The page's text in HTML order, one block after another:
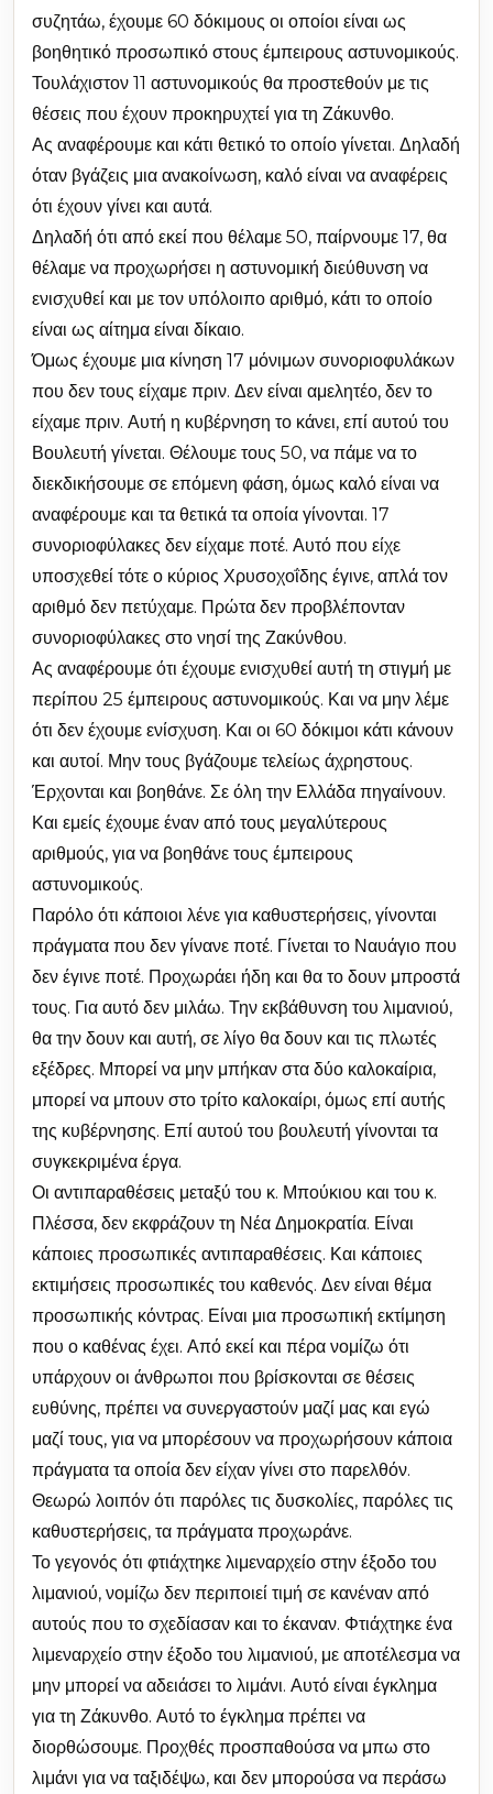
συζητάω, έχουμε 60 δόκιμους οι οποίοι είναι ως
βοηθητικό προσωπικό στους έμπειρους αστυνομικούς.
Τουλάχιστον 11 αστυνομικούς θα προστεθούν με τις
θέσεις που έχουν προκηρυχτεί για τη Ζάκυνθο.
Ας αναφέρουμε και κάτι θετικό το οποίο γίνεται. Δηλαδή
όταν βγάζεις μια ανακοίνωση, καλό είναι να αναφέρεις
ότι έχουν γίνει και αυτά.
Δηλαδή ότι από εκεί που θέλαμε 50, παίρνουμε 17, θα
θέλαμε να προχωρήσει η αστυνομική διεύθυνση να
ενισχυθεί και με τον υπόλοιπο αριθμό, κάτι το οποίο
είναι ως αίτημα είναι δίκαιο.
Όμως έχουμε μια κίνηση 17 μόνιμων συνοριοφυλάκων
που δεν τους είχαμε πριν. Δεν είναι αμελητέο, δεν το
είχαμε πριν. Αυτή η κυβέρνηση το κάνει, επί αυτού του
Βουλευτή γίνεται. Θέλουμε τους 50, να πάμε να το
διεκδικήσουμε σε επόμενη φάση, όμως καλό είναι να
αναφέρουμε και τα θετικά τα οποία γίνονται. 17
συνοριοφύλακες δεν είχαμε ποτέ. Αυτό που είχε
υποσχεθεί τότε ο κύριος Χρυσοχοΐδης έγινε, απλά τον
αριθμό δεν πετύχαμε. Πρώτα δεν προβλέπονταν
συνοριοφύλακες στο νησί της Ζακύνθου.
Ας αναφέρουμε ότι έχουμε ενισχυθεί αυτή τη στιγμή με
περίπου 25 έμπειρους αστυνομικούς. Και να μην λέμε
ότι δεν έχουμε ενίσχυση. Και οι 60 δόκιμοι κάτι κάνουν
και αυτοί. Μην τους βγάζουμε τελείως άχρηστους.
Έρχονται και βοηθάνε. Σε όλη την Ελλάδα πηγαίνουν.
Και εμείς έχουμε έναν από τους μεγαλύτερους
αριθμούς, για να βοηθάνε τους έμπειρους
αστυνομικούς.
Παρόλο ότι κάποιοι λένε για καθυστερήσεις, γίνονται
πράγματα που δεν γίνανε ποτέ. Γίνεται το Ναυάγιο που
δεν έγινε ποτέ. Προχωράει ήδη και θα το δουν μπροστά
τους. Για αυτό δεν μιλάω. Την εκβάθυνση του λιμανιού,
θα την δουν και αυτή, σε λίγο θα δουν και τις πλωτές
εξέδρες. Μπορεί να μην μπήκαν στα δύο καλοκαίρια,
μπορεί να μπουν στο τρίτο καλοκαίρι, όμως επί αυτής
της κυβέρνησης. Επί αυτού του βουλευτή γίνονται τα
συγκεκριμένα έργα.
Οι αντιπαραθέσεις μεταξύ του κ. Μπούκιου και του κ.
Πλέσσα, δεν εκφράζουν τη Νέα Δημοκρατία. Είναι
κάποιες προσωπικές αντιπαραθέσεις. Και κάποιες
εκτιμήσεις προσωπικές του καθενός. Δεν είναι θέμα
προσωπικής κόντρας. Είναι μια προσωπική εκτίμηση
που ο καθένας έχει. Από εκεί και πέρα νομίζω ότι
υπάρχουν οι άνθρωποι που βρίσκονται σε θέσεις
ευθύνης, πρέπει να συνεργαστούν μαζί μας και εγώ
μαζί τους, για να μπορέσουν να προχωρήσουν κάποια
πράγματα τα οποία δεν είχαν γίνει στο παρελθόν.
Θεωρώ λοιπόν ότι παρόλες τις δυσκολίες, παρόλες τις
καθυστερήσεις, τα πράγματα προχωράνε.
Το γεγονός ότι φτιάχτηκε λιμεναρχείο στην έξοδο του
λιμανιού, νομίζω δεν περιποιεί τιμή σε κανέναν από
αυτούς που το σχεδίασαν και το έκαναν. Φτιάχτηκε ένα
λιμεναρχείο στην έξοδο του λιμανιού, με αποτέλεσμα να
μην μπορεί να αδειάσει το λιμάνι. Αυτό είναι έγκλημα
για τη Ζάκυνθο. Αυτό το έγκλημα πρέπει να
διορθώσουμε. Προχθές προσπαθούσα να μπω στο
λιμάνι για να ταξιδέψω, και δεν μπορούσα να περάσω